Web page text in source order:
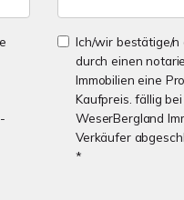
Ich/wir bestätige/n
durch einen
Immobilien eine
Kaufpreis. fällig
WeserBergland
Verkäufer
*